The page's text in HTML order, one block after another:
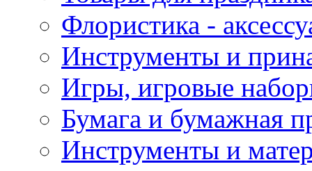
Флористика -
Инструменты и
Игры, игровые
Бумага и бумажная
Инструменты и